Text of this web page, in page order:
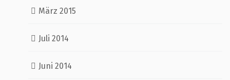
März 2015
Juli 2014
Juni 2014